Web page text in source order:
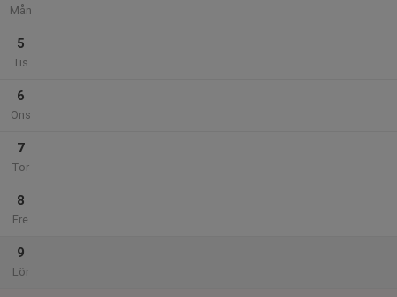
Mån
5
Tis
6
Ons
7
Tor
8
Fre
9
Lör